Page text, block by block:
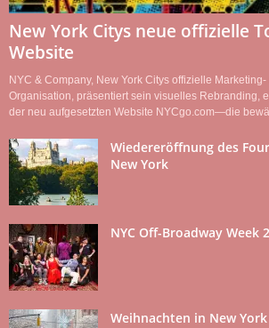
New York Citys neue offizielle
Website
NYC & Company, New York Citys offizielle
Organisation, präsentiert sein visuelles Rebranding,
der neu aufgesetzten Website NYCgo.com—die
Wiedereröffnung des
New York
NYC Off-Broadway Week
Weihnachten in New